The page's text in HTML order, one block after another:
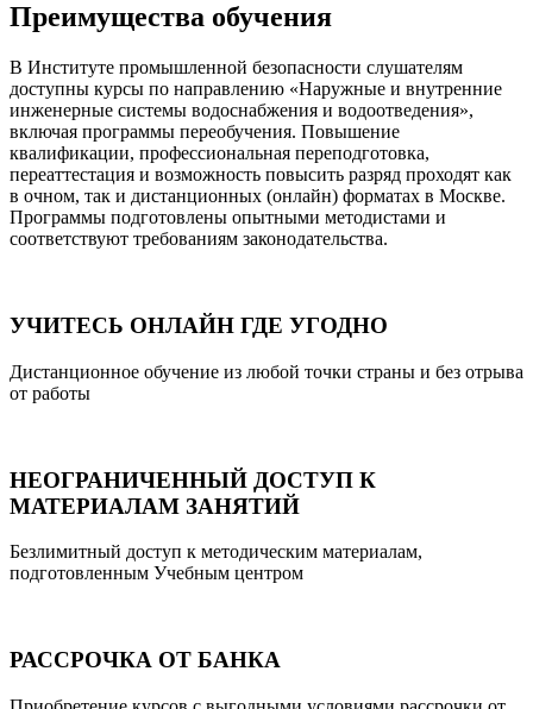
Преимущества обучения
В Институте промышленной безопасности слушателям
доступны курсы по направлению «Наружные и внутренние
инженерные системы водоснабжения и водоотведения»,
включая программы переобучения. Повышение
квалификации, профессиональная переподготовка,
переаттестация и возможность повысить разряд проходят как
в очном, так и дистанционных (онлайн) форматах в Москве.
Программы подготовлены опытными методистами и
соответствуют требованиям законодательства.
УЧИТЕСЬ ОНЛАЙН ГДЕ УГОДНО
Дистанционное обучение из любой точки страны и без отрыва
от работы
НЕОГРАНИЧЕННЫЙ ДОСТУП К
МАТЕРИАЛАМ ЗАНЯТИЙ
Безлимитный доступ к методическим материалам,
подготовленным Учебным центром
РАССРОЧКА ОТ БАНКА